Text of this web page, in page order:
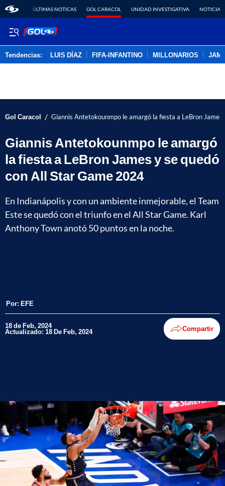
ÚLTIMAS NOTICAS GOL CARACOL UNIDAD INVESTIGATIVA NOTICIAS
Tendencias: LUIS DÍAZ FIFA-INFANTINO MILLONARIOS
Gol Caracol / Giannis Antetokounmpo le amargó la fiesta a LeBron
Giannis Antetokounmpo le amargó
la fiesta a LeBron James y se quedó
con All Star Game 2024
En Indianápolis y con un ambiente inmejorable, el Team
Este se quedó con el triunfo en el All Star Game. Karl
Anthony Town anotó 50 puntos en la noche.
Por: EFE
18 de Feb, 2024
Actualizado: 18 De Feb, 2024 Compartir